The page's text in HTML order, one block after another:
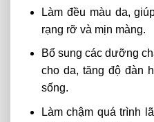
Làm đều màu da,
rạng rỡ và mịn màng.
Bổ sung các dưỡng
cho da, tăng độ đàn
sống.
Làm chậm quá trình